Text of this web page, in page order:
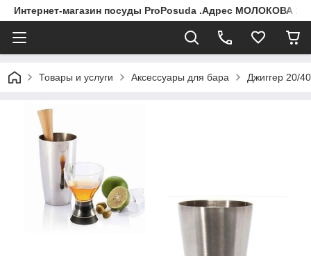
Интернет-магазин посуды ProPosuda .Адрес МОЛОКОВА
Товары и услуги Аксессуары для бара Джиггер 20/40